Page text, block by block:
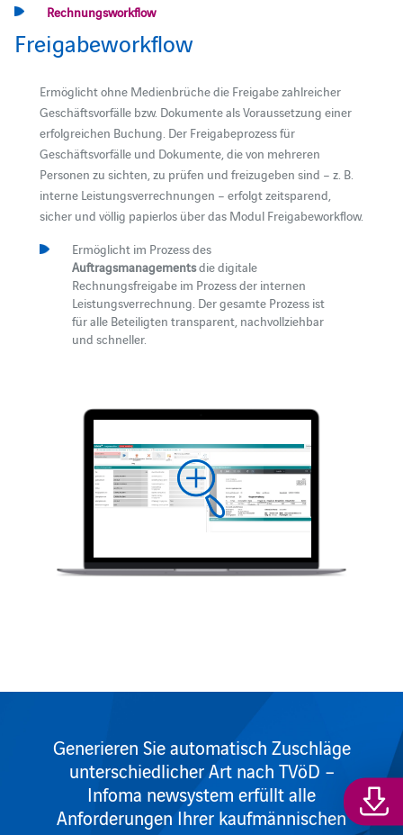
Rechnungsworkflow
Freigabeworkflow
Ermöglicht ohne Medienbrüche die Freigabe zahlreicher
Geschäftsvorfälle bzw. Dokumente als Voraussetzung einer
erfolgreichen Buchung. Der Freigabeprozess für
Geschäftsvorfälle und Dokumente, die von mehreren
Personen zu sichten, zu prüfen und freizugeben sind – z. B.
interne Leistungsverrechnungen – erfolgt zeitsparend,
sicher und völlig papierlos über das Modul Freigabeworkflow.
Ermöglicht im Prozess des
Auftragsmanagementsdie digitale
Rechnungsfreigabe im Prozess der internen
Leistungsverrechnung. Der gesamte Prozess ist
für alle Beteiligten transparent, nachvollziehbar
und schneller.
Generieren Sie automatisch Zuschläge
unterschiedlicher Art nach TVöD –
Infoma newsystem erfüllt alle
Anforderungen Ihrer kaufmännischen